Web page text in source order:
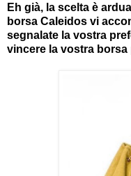
Eh già, la scelta è
borsa Caleidos vi
segnalate la vostra
vincere la vostra borsa